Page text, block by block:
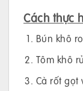
Cách thực
Bún khô
Tôm khô
Cà rốt gọt